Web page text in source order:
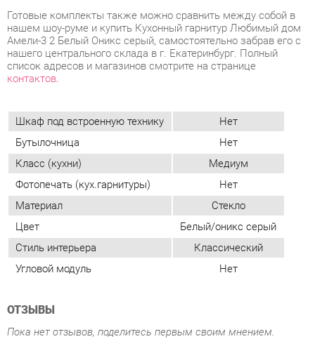
Шкаф под встроенную технику Нет
Бутылочница
Нет
Класс (кухни)
Материал
Стекло
Цвет
Белый/оникс серый
Стиль интерьера
Классический
Угловой модуль
Нет
ОТЗЫВЫ
Пока нет отзывов, поделитесь первым своим мнением.
ПОХОЖИЕ ТОВАРЫ